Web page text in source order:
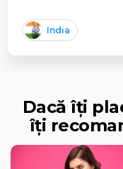
India
Dacă îți
îți